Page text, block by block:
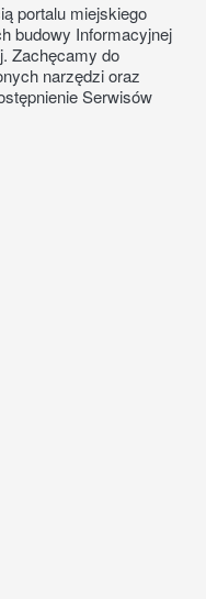
portalu miejskiego
budowy Informacyjnej
Zachęcamy do
narzędzi oraz
Serwisów